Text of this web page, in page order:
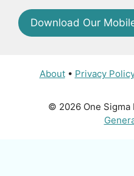
Download Our
About• Privacy
© 2026 One Sigma